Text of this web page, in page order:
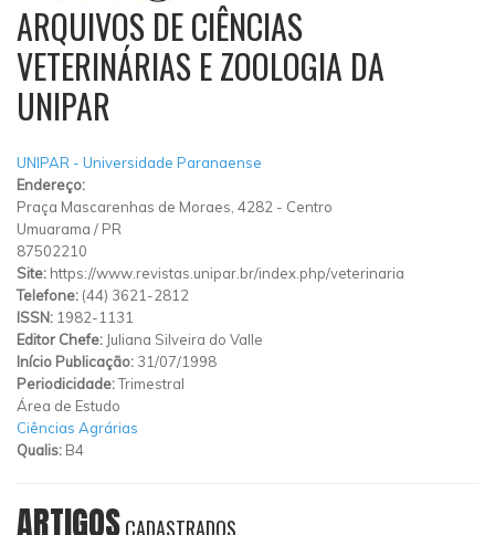
ARQUIVOS DE CIÊNCIAS
VETERINÁRIAS E ZOOLOGIA DA
UNIPAR
UNIPAR - Universidade Paranaense
Endereço:
Praça Mascarenhas de Moraes, 4282 - Centro
Umuarama / PR
87502210
Site: https://www.revistas.unipar.br/index.php/veterinaria
Telefone: (44) 3621-2812
ISSN: 1982-1131
Editor Chefe: Juliana Silveira do Valle
Início Publicação: 31/07/1998
Periodicidade:Trimestral
Área de Estudo
Ciências Agrárias
Qualis: B4
ARTIGOSCADASTRADOS